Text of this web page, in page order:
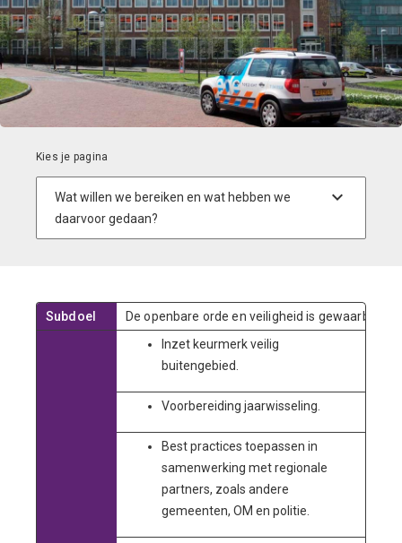
Subdoel De openbare orde en veiligheid is gewaarborgd.
Inzet keurmerk veilig
buitengebied.
Voorbereiding jaarwisseling.
Best practices toepassen in
samenwerking met regionale
partners, zoals andere
gemeenten, OM en politie.